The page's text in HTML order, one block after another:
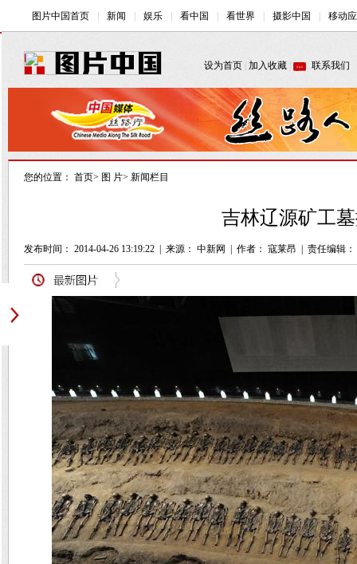
您的位置： 首页> 图 片> 新闻栏目
吉林辽源矿工
发布时间： 2014-04-26 13:19:22 来源： 中新网 作者： 寇莱昂 责任编辑